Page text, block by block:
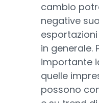
cambio
negative
in generale.
importante
quelle
possono